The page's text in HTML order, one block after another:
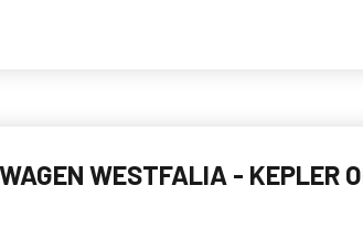
WESTFALIA - KEPLER